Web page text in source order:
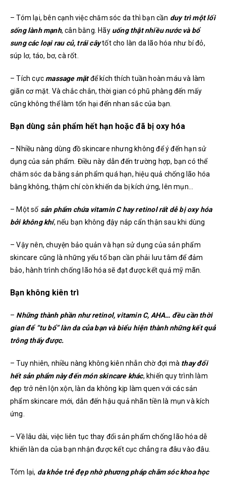
– Tóm lại, bên cạnh việc chăm sóc da thì bạn cần duy trì một lối
sống lành mạnh, cân bằng. Hãy uống thật nhiều nước và bổ
sung các loại rau củ, trái câytốt cho làn da lão hóa như bí đỏ,
súp lơ, táo, bơ, cà rốt.
– Tích cựcmassage mặtđể kích thích tuần hoàn máu và làm
giãn cơ mặt. Và chắc chắn, thời gian có phũ phàng đến mấy
cũng không thể làm tổn hại đến nhan sắc của bạn.
Bạn dùng sản phẩm hết hạn hoặc đã bị oxy hóa
– Nhiều nàng dùng đồ skincare nhưng không để ý đến hạn sử
dụng của sản phẩm. Điều này dẫn đến trường hợp, bạn có thể
chăm sóc da bằng sản phẩm quá hạn, hiệu quả chống lão hóa
bằng không, thậm chí còn khiến da bị kích ứng, lên mụn…
– Một số sản phẩm chứa vitamin C hay retinol rất dễ bị oxy hóa
bởi không khí, nếu bạn không đậy nắp cẩn thận sau khi dùng
– Vậy nên, chuyện bảo quản và hạn sử dụng của sản phẩm
skincare cũng là những yếu tố bạn cần phải lưu tâm để đảm
bảo, hành trình chống lão hóa sẽ đạt được kết quả mỹ mãn.
Bạn không kiên trì
– Những thành phần như retinol, vitamin C, AHA… đều cần thời
gian để “tu bổ” làn da của bạn và biểu hiện thành những kết quả
trông thấy được.
– Tuy nhiên, nhiều nàng không kiên nhẫn chờ đợi mà thay đổi
hết sản phẩm này đến món skincare khác, khiến quy trình làm
đẹp trở nên lộn xộn, làn da không kịp làm quen với các sản
phẩm skincare mới, dẫn đến hậu quả nhãn tiền là mụn và kích
ứng.
– Về lâu dài, việc liên tục thay đổi sản phẩm chống lão hóa dễ
khiến làn da của bạn nhận được kết cục chẳng ra đâu vào đâu.
Tóm lại, da khỏe trẻ đẹp nhờ phương pháp chăm sóc khoa học